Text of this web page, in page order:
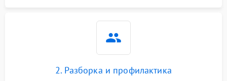
2. Разборка и профилактика